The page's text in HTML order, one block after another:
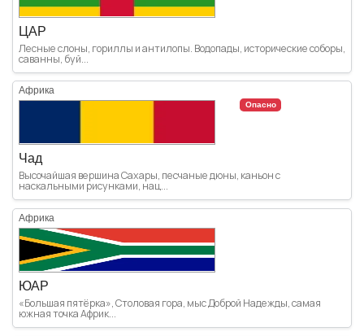
ЦАР
Лесные слоны, гориллы и антилопы. Водопады, исторические соборы,
саванны, буй...
Африка
Опасно
Чад
Высочайшая вершина Сахары, песчаные дюны, каньон с
наскальными рисунками, нац...
Африка
ЮАР
«Большая пятёрка», Столовая гора, мыс Доброй Надежды, самая
южная точка Африк...